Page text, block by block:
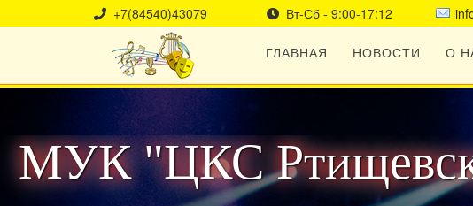
+7(84540)43079 Вт-Сб - 9:00-17:12
ГЛАВНАЯ НОВОСТИ О
МУК "ЦКС